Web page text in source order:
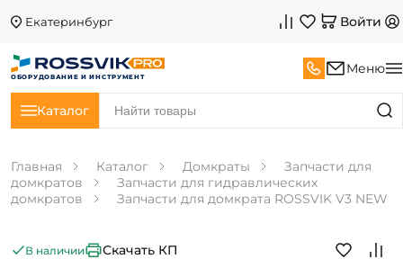
Екатеринбург Войти
ОБОРУДОВАНИЕ И ИНСТРУМЕНТ
Меню
Каталог
Главная Каталог Домкраты
Запчасти для
домкратов
Запчасти для гидравлических
домкратов
Запчасти для домкрата ROSSVIK V3 NEW
В наличии Скачать КП